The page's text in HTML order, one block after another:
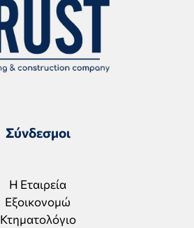
Σύνδεσμοι
Η Εταιρεία
Εξοικονομώ
Κτηματολόγιο